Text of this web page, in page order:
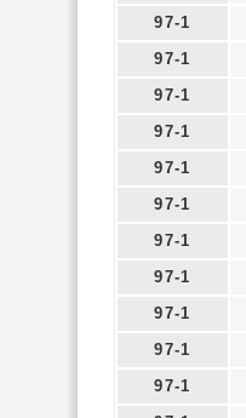
97-1
97-1
97-1
97-1
97-1
97-1
97-1
97-1
97-1
97-1
97-1